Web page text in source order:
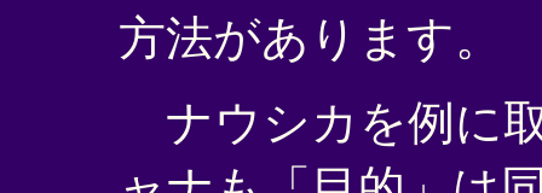
方法があります。
ナウシカを例に